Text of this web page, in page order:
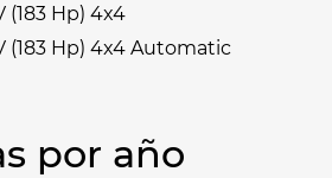
(183 Hp) 4x4
(183 Hp) 4x4 Automatic
por año